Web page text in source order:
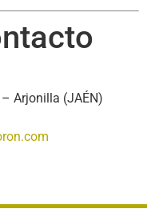
Arjonilla (JAÉN)